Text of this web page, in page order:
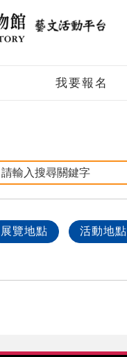
我要報名
展覽地點 活動地點